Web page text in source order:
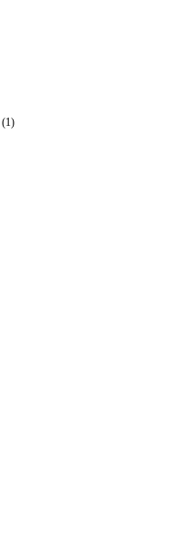
(1)